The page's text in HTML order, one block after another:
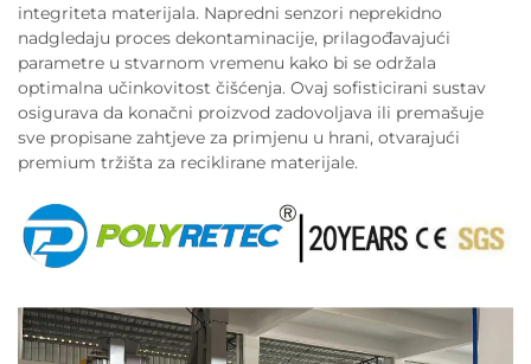
integriteta materijala. Napredni senzori neprekidno
nadgledaju proces dekontaminacije, prilagođavajući
parametre u stvarnom vremenu kako bi se održala
optimalna učinkovitost čišćenja. Ovaj sofisticirani sustav
osigurava da konačni proizvod zadovoljava ili premašuje
sve propisane zahtjeve za primjenu u hrani, otvarajući
premium tržišta za reciklirane materijale.